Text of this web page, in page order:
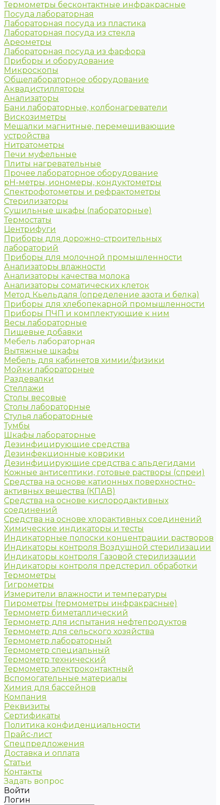
Термометры бесконтактные инфракрасные
Посуда лабораторная
Лабораторная посуда из пластика
Лабораторная посуда из стекла
Ареометры
Лабораторная посуда из фарфора
Приборы и оборудование
Микроскопы
Общелабораторное оборудование
Аквадистилляторы
Анализаторы
Бани лабораторные, колбонагреватели
Вискозиметры
Мешалки магнитные, перемешивающие
устройства
Нитратометры
Печи муфельные
Плиты нагревательные
Прочее лабораторное оборудование
рН-метры, иономеры, кондуктометры
Спектрофотометры и рефрактометры
Стерилизаторы
Сушильные шкафы (лабораторные)
Термостаты
Центрифуги
Приборы для дорожно-строительных
лабораторий
Приборы для молочной промышленности
Анализаторы влажности
Анализаторы качества молока
Анализаторы соматических клеток
Метод Кьельдаля (определение азота и белка)
Приборы для хлебопекарной промышленности
Приборы ПЧП и комплектующие к ним
Весы лабораторные
Пищевые добавки
Мебель лабораторная
Вытяжные шкафы
Мебель для кабинетов химии/физики
Мойки лабораторные
Раздевалки
Стеллажи
Столы весовые
Столы лабораторные
Стулья лабораторные
Тумбы
Шкафы лабораторные
Дезинфицирующие средства
Дезинфекционные коврики
Дезинфицирующие средства с альдегидами
Кожные антисептики, готовые растворы (спреи)
Средства на основе катионных поверхностно-
активных вещества (КПАВ)
Средства на основе кислородактивных
соединений
Средства на основе хлорактивных соединений
Химические индикаторы и тесты
Индикаторные полоски концентрации растворов
Индикаторы контроля Воздушной стерилизации
Индикаторы контроля Газовой стерилизации
Индикаторы контроля предстерил. обработки
Термометры
Гигрометры
Измерители влажности и температуры
Пирометры (термометры инфракрасные)
Термометр биметаллический
Термометр для испытания нефтепродуктов
Термометр для сельского хозяйства
Термометр лабораторный
Термометр специальный
Термометр технический
Термометр электроконтактный
Вспомогательные материалы
Химия для бассейнов
Компания
Реквизиты
Сертификаты
Политика конфиденциальности
Прайс-лист
Спецпредложения
Доставка и оплата
Статьи
Контакты
Задать вопрос
Войти
Логин